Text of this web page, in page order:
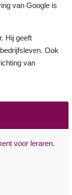
van Google is
Hij geeft
Ook
van
voor leraren.